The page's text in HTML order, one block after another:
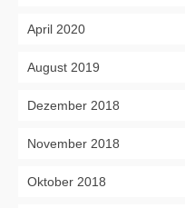
April 2020
August 2019
Dezember 2018
November 2018
Oktober 2018